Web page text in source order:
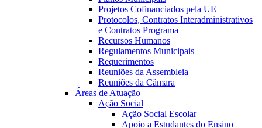
Projetos Cofinanciados pela UE
Protocolos, Contratos Interadministrativos
e Contratos Programa
Recursos Humanos
Regulamentos Municipais
Requerimentos
Reuniões da Assembleia
Reuniões da Câmara
Áreas de Atuação
Ação Social
Ação Social Escolar
Apoio a Estudantes do Ensino